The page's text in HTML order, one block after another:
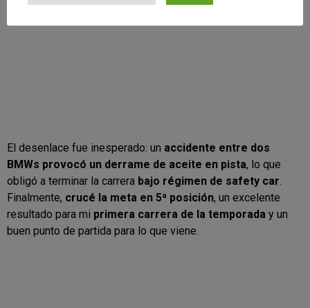
El desenlace fue inesperado: un accidente entre dos
BMWs provocó un derrame de aceite en pista, lo que
obligó a terminar la carrera bajo régimen de safety car
Finalmente, crucé la meta en 5ª posición, un excelente
resultado para mi primera carrera de la temporada y un
buen punto de partida para lo que viene.